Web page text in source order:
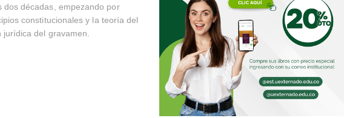
dos décadas, empezando por
constitucionales y la teoría del
del gravamen.